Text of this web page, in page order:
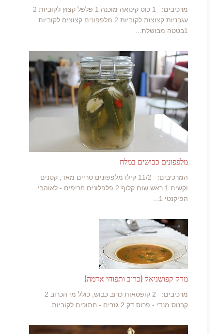
מרכיבים: 1 כוס קינואה מוכנה 1 פלפל קצוץ לקוביות 2
עגבניות קצוצות לקוביות 2 מלפפונים קצוצים לקוביות
1בטטה מבושלת...
מלפפונים כבושים במלח
המרכיבים: 11/2 קילו מלפפונים טריים מאד, קטנים
וקשים 1 ראש שום קלוף 2 פלפלונים חריפים - לאוהבי
הפיקנטי 1...
מרק קפושניאק (כרוב ותפוחי אדמה)
מרכיבים: 2 קופסאות כרוב כבוש, כולל מי הכרוב 2
קבנוס מנדי - פרוס דק 2 גזרים - חתוכים לקוביות...